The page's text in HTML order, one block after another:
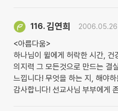
116.김연희 2006.05.26
<아름다움>
하나님이 윌에게 허락한 시간, 건
의지력 그 모든것으로 만드는 결
느낍니다! 무엇을 하는 지, 해야
감사합니다! 선교사님 부부에게